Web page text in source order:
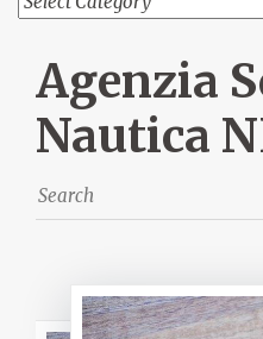
Agenzia
Nautica